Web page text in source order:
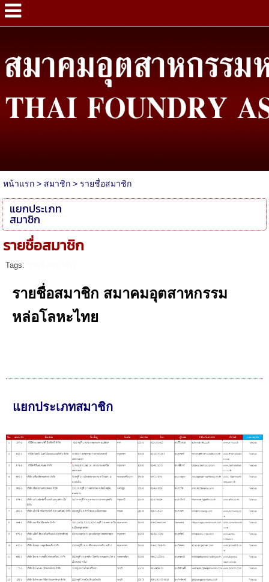
หน้าแรก> สมาชิก> รายชื่อสมาชิก
แยกประเภท
สมาชิก
รายชื่อสมาชิก
Tags:
รายชื่อสมาชิก สมาคมอุตสาหกรรม
หล่อโลหะไทย
แยกประเภทสมาชิก